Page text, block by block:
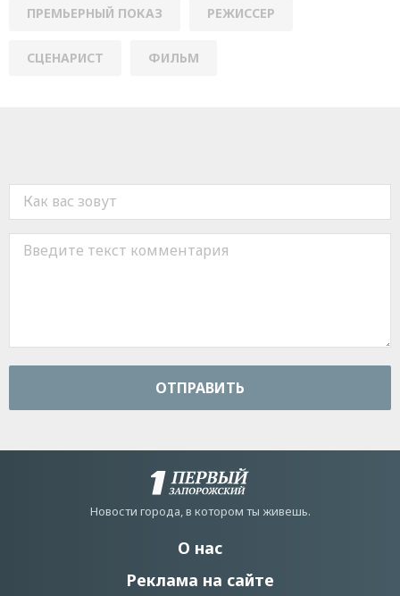
ПРЕМЬЕРНЫЙ ПОКАЗ РЕЖИССЕР
СЦЕНАРИСТ ФИЛЬМ
ОТПРАВИТЬ
Новости города, в котором ты живешь.
О нас
Реклама на сайте